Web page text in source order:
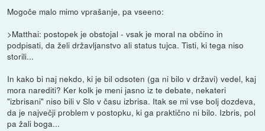
Mogoče malo mimo vprašanje, pa vseeno:
>Matthai: postopek je obstojal - vsak je moral na občino in
podpisati, da želi državljanstvo ali status tujca. Tisti, ki tega niso
storili...
In kako bi naj nekdo, ki je bil odsoten (ga ni bilo v državi) vedel, kaj
mora narediti? Ker kolk je meni jasno iz te debate, nekateri
"izbrisani" niso bili v Slo v času izbrisa. Itak se mi vse bolj dozdeva,
da je največji problem v postopku, ki ga praktično ni bilo. Izbris, pol
pa žali boga...